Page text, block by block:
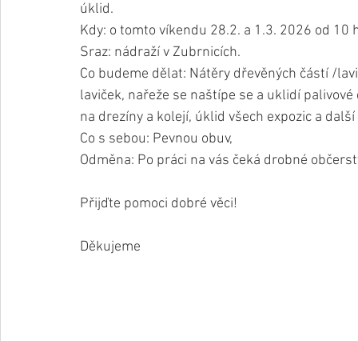
úklid.
Kdy: o tomto víkendu 28.2. a 1.3. 2026 od 10
Sraz: nádraží v Zubrnicích.
Co budeme dělat: Nátěry dřevěných částí /
laviček, nařeže se naštípe se a uklidí
na drezíny a kolejí, úklid všech expozic a
Co s sebou: Pevnou obuv,
Odměna: Po práci na vás čeká drobné
Přijďte pomoci dobré věci!
Děkujeme